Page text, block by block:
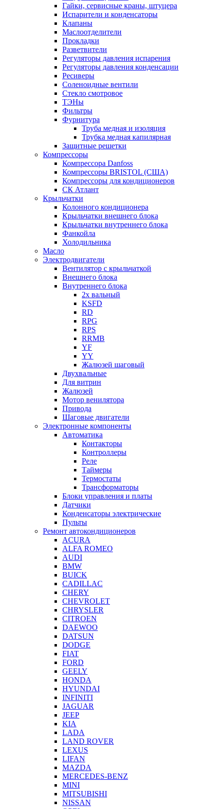
Гайки, сервисные краны, штуцера
Испарители и конденсаторы
Клапаны
Маслоотделители
Прокладки
Разветвители
Регуляторы давления испарения
Регуляторы давления конденсации
Ресиверы
Соленоидные вентили
Стекло смотровое
ТЭНы
Фильтры
Фурнитура
Труба медная и изоляция
Трубка медная капилярная
Защитные решетки
Компрессоры
Компрессора Danfoss
Компрессоры BRISTOL (США)
Компрессоры для кондиционеров
СК Атлант
Крыльчатки
Колонного кондиционера
Крыльчатки внешнего блока
Крыльчатки внутреннего блока
Фанкойла
Холодильника
Масло
Электродвигатели
Вентилятор с крыльчаткой
Внешнего блока
Внутреннего блока
2х вальный
KSFD
RD
RPG
RPS
RRMB
YF
YY
Жалюзей шаговый
Двухвальные
Для витрин
Жалюзей
Мотор венилятора
Привода
Шаговые двигатели
Электронные компоненты
Автоматика
Контакторы
Контроллеры
Реле
Таймеры
Термостаты
Трансформаторы
Блоки управления и платы
Датчики
Конденсаторы электрические
Пульты
Ремонт автокондиционеров
ACURA
ALFA ROMEO
AUDI
BMW
BUICK
CADILLAC
CHERY
CHEVROLET
CHRYSLER
CITROEN
DAEWOO
DATSUN
DODGE
FIAT
FORD
GEELY
HONDA
HYUNDAI
INFINITI
JAGUAR
JEEP
KIA
LADA
LAND ROVER
LEXUS
LIFAN
MAZDA
MERCEDES-BENZ
MINI
MITSUBISHI
NISSAN